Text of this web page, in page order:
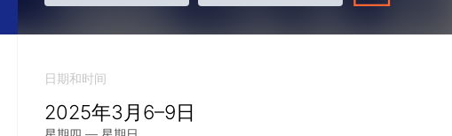
日期和时间
2025年3月6–9日